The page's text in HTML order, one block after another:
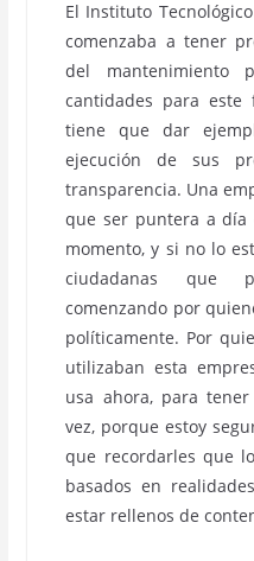
El Instituto
comenzaba a tener
del mantenimiento
cantidades para este
tiene que dar
ejecución de sus
transparencia. Una
que ser puntera a
momento, y si no lo
ciudadanas que
comenzando por
políticamente. Por
utilizaban esta
usa ahora, para
vez, porque estoy
que recordarles que
basados en
estar rellenos de